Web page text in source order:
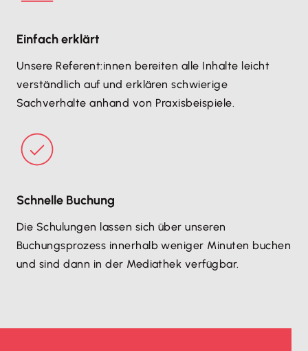
Einfach erklärt
Unsere Referent:innen bereiten alle Inhalte leicht
verständlich auf und erklären schwierige
Sachverhalte anhand von Praxisbeispiele.
Schnelle Buchung
Die Schulungen lassen sich über unseren
Buchungsprozess innerhalb weniger Minuten buchen
und sind dann in der Mediathek verfügbar.